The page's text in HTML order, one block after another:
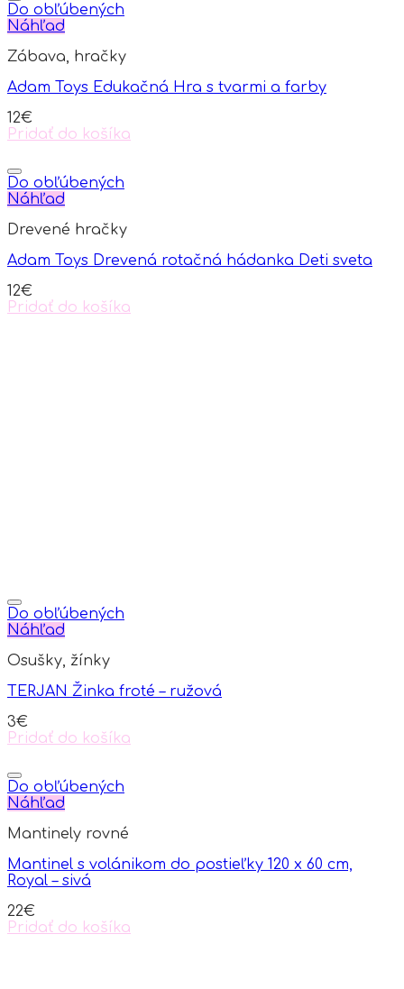
Do obľúbených
Náhľad
Zábava, hračky
Adam Toys Edukačná Hra s tvarmi a farby
12€
Pridať do košíka
Do obľúbených
Náhľad
Drevené hračky
Adam Toys Drevená rotačná hádanka Deti sveta
12€
Pridať do košíka
Do obľúbených
Náhľad
Osušky, žínky
TERJAN Žinka froté – ružová
3€
Pridať do košíka
Do obľúbených
Náhľad
Mantinely rovné
Mantinel s volánikom do postieľky 120 x 60 cm,
Royal – sivá
22€
Pridať do košíka